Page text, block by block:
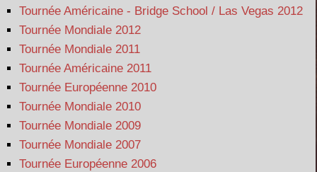
Tournée Américaine - Bridge School / Las Vegas 2012
Tournée Mondiale 2012
Tournée Mondiale 2011
Tournée Américaine 2011
Tournée Européenne 2010
Tournée Mondiale 2010
Tournée Mondiale 2009
Tournée Mondiale 2007
Tournée Européenne 2006